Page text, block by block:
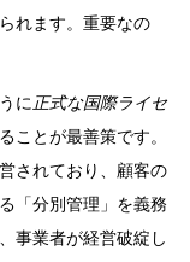
れます。重要なの
に 正式な国際ライセ
ことが最善策です。
されており、顧客の
「分別管理」を義務
事業者が経営破綻し